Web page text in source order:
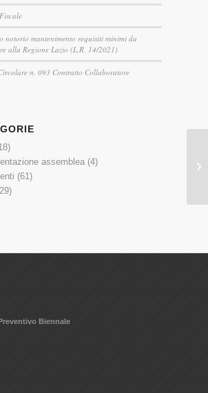
notorio mantenimento requisiti minimi da
alla Regione Lazio (L.R. 14/2021)
n. 093 Contratto Collaboratore
assemblea (4)
(61)
Biennale